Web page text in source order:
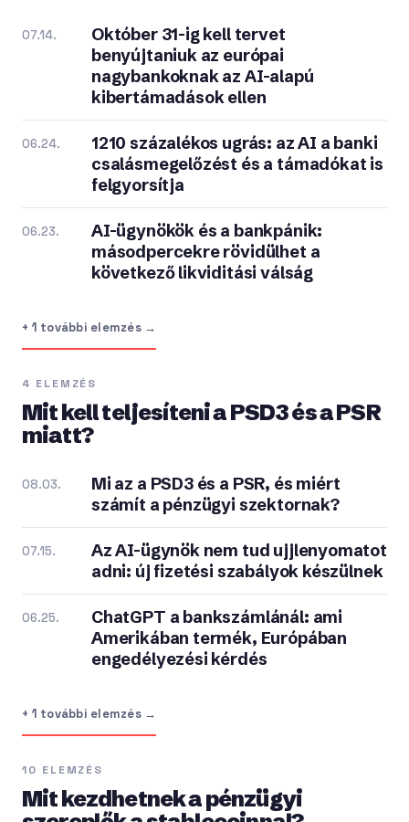
07.14.
Október 31-ig kell tervet
benyújtaniuk az európai
nagybankoknak az AI-alapú
kibertámadások ellen
06.24.
1210 százalékos ugrás: az AI a banki
csalásmegelőzést és a támadókat is
felgyorsítja
06.23.
AI-ügynökök és a bankpánik:
másodpercekre rövidülhet a
következő likviditási válság
+ 1 további elemzés →
4 ELEMZÉS
Mit kell teljesíteni a PSD3 és a PSR
miatt?
08.03.
Mi az a PSD3 és a PSR, és miért
számít a pénzügyi szektornak?
07.15.
Az AI-ügynök nem tud ujjlenyomatot
adni: új fizetési szabályok készülnek
06.25.
ChatGPT a bankszámlánál: ami
Amerikában termék, Európában
engedélyezési kérdés
+ 1 további elemzés →
10 ELEMZÉS
Mit kezdhetnek a pénzügyi